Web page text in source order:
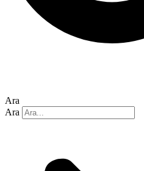
Ara
Ara